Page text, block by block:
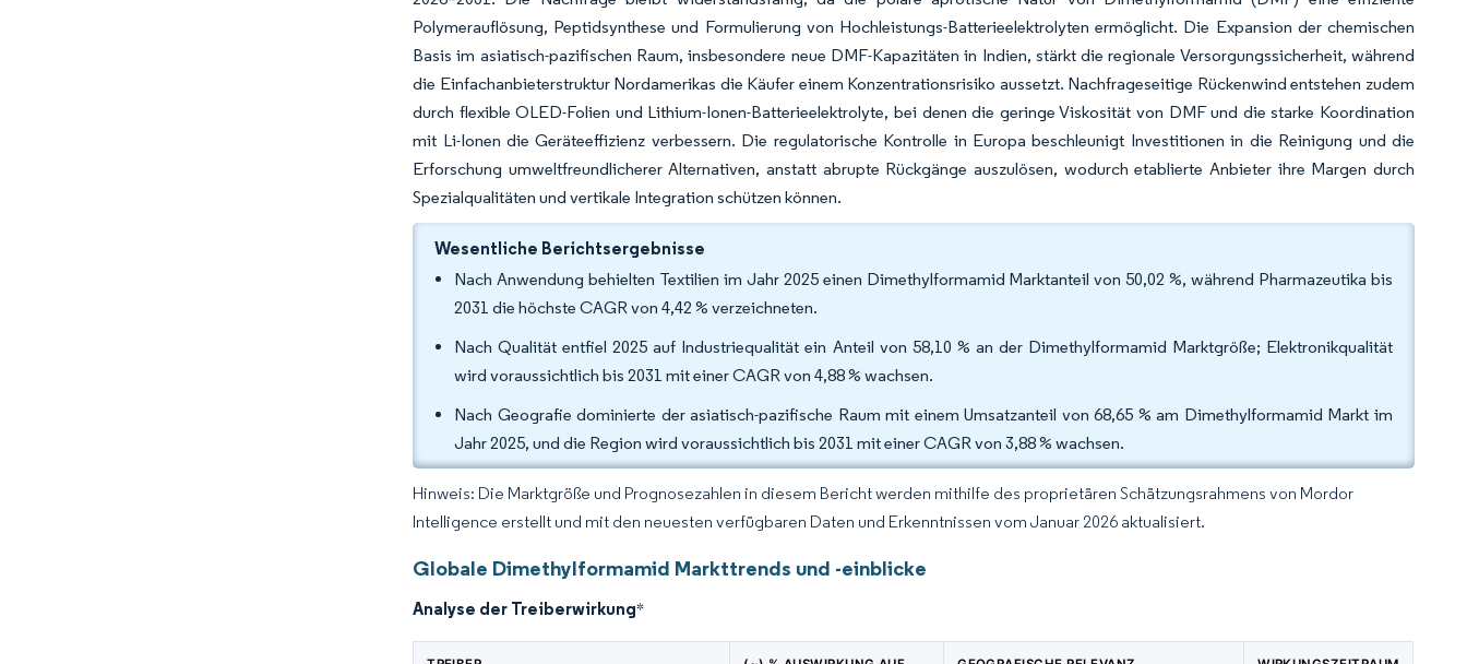
Polymerauflösung, Peptidsynthese und Formulierung von Hochleistungs-Batterieelektrolyten ermöglicht. Die Expansion der chemischen
Basis im asiatisch-pazifischen Raum, insbesondere neue DMF-Kapazitäten in Indien, stärkt die regionale Versorgungssicherheit, während
die Einfachanbieterstruktur Nordamerikas die Käufer einem Konzentrationsrisiko aussetzt. Nachfrageseitige Rückenwind entstehen zudem
durch flexible OLED-Folien und Lithium-Ionen-Batterieelektrolyte, bei denen die geringe Viskosität von DMF und die starke Koordination
mit Li-Ionen die Geräteeffizienz verbessern. Die regulatorische Kontrolle in Europa beschleunigt Investitionen in die Reinigung und die
Erforschung umweltfreundlicherer Alternativen, anstatt abrupte Rückgänge auszulösen, wodurch etablierte Anbieter ihre Margen durch
Spezialqualitäten und vertikale Integration schützen können.
Wesentliche Berichtsergebnisse
Nach Anwendung behielten Textilien im Jahr 2025 einen Dimethylformamid Marktanteil von 50,02 %, während Pharmazeutika bis
2031 die höchste CAGR von 4,42 % verzeichneten.
Nach Qualität entfiel 2025 auf Industriequalität ein Anteil von 58,10 % an der Dimethylformamid Marktgröße; Elektronikqualität
wird voraussichtlich bis 2031 mit einer CAGR von 4,88 % wachsen.
Nach Geografie dominierte der asiatisch-pazifische Raum mit einem Umsatzanteil von 68,65 % am Dimethylformamid Markt im
Jahr 2025, und die Region wird voraussichtlich bis 2031 mit einer CAGR von 3,88 % wachsen.
Hinweis: Die Marktgröße und Prognosezahlen in diesem Bericht werden mithilfe des proprietären Schätzungsrahmens von Mordor
Intelligence erstellt und mit den neuesten verfügbaren Daten und Erkenntnissen vom Januar 2026 aktualisiert.
Globale Dimethylformamid Markttrends und -einblicke
Analyse der Treiberwirkung*